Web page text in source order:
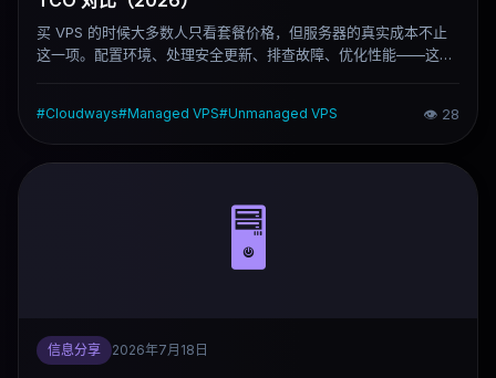
买 VPS 的时候大多数人只看套餐价格，但服务器的真实成本不止
这一项。配置环境、处理安全更新、排查故障、优化性能——这些
开来算，帮你判断自己的情况下哪种选择更合理。
#Cloudways#Managed VPS#Unmanaged VPS 👁 28
🖥️
信息分享 2026年7月18日